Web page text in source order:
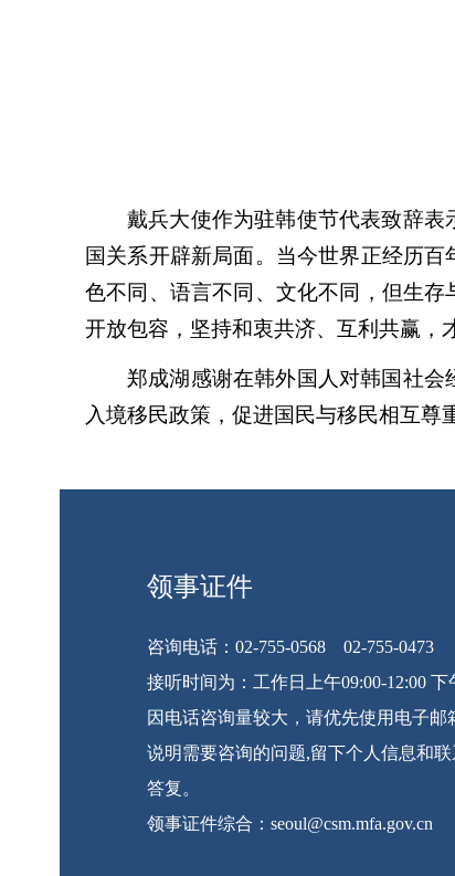
戴兵大使作为驻韩使节代表致辞
国关系开辟新局面。当今世界正经历
色不同、语言不同、文化不同，但生存
开放包容，坚持和衷共济、互利共赢，
郑成湖感谢在韩外国人对韩国社
入境移民政策，促进国民与移民相互尊
领事证件
咨询电话：02-755-0568 02-755-0473
接听时间为：工作日上午09:00-12:00 下
因电话咨询量较大，请优先使用电子
说明需要咨询的问题,留下个人信息和
答复。
领事证件综合：seoul@csm.mfa.gov.cn